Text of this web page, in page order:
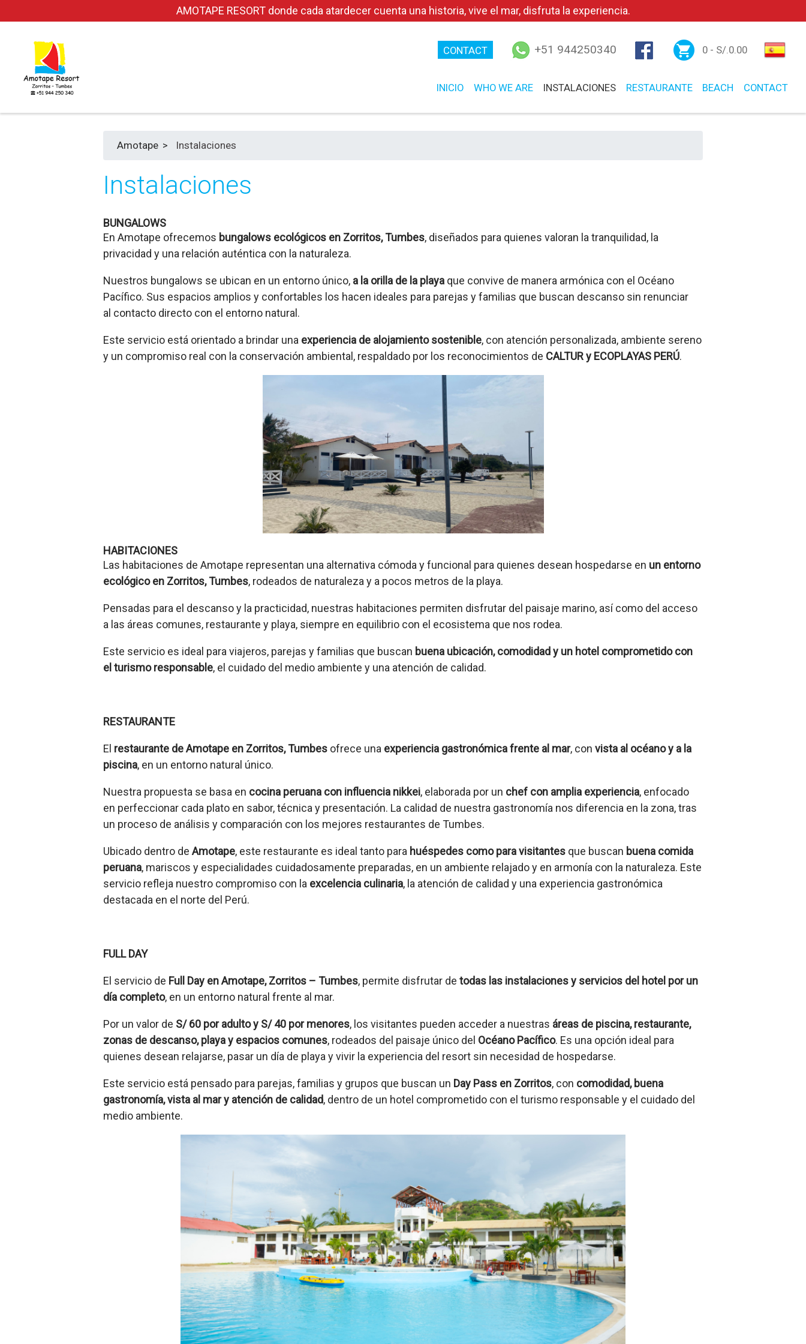
AMOTAPE RESORT donde cada atardecer cuenta una historia, vive el mar, disfruta la experiencia.
CONTACT +51 944250340 0 - S/. 0.00
INICIO WHO WE ARE INSTALACIONES RESTAURANTE BEACH CONTACT
Amotape > Instalaciones
Instalaciones
BUNGALOWS
En Amotape ofrecemos bungalows ecológicos en Zorritos, Tumbes, diseñados para quienes valoran la tranquilidad, la
privacidad y una relación auténtica con la naturaleza.
Nuestros bungalows se ubican en un entorno único, a la orilla de la playa que convive de manera armónica con el Océano
Pacífico. Sus espacios amplios y confortables los hacen ideales para parejas y familias que buscan descanso sin renunciar
al contacto directo con el entorno natural.
Este servicio está orientado a brindar una experiencia de alojamiento sostenible, con atención personalizada, ambiente sereno
y un compromiso real con la conservación ambiental, respaldado por los reconocimientos de CALTUR y ECOPLAYAS PERÚ.
HABITACIONES
Las habitaciones de Amotape representan una alternativa cómoda y funcional para quienes desean hospedarse en un entorno
ecológico en Zorritos, Tumbes, rodeados de naturaleza y a pocos metros de la playa.
Pensadas para el descanso y la practicidad, nuestras habitaciones permiten disfrutar del paisaje marino, así como del acceso
a las áreas comunes, restaurante y playa, siempre en equilibrio con el ecosistema que nos rodea.
Este servicio es ideal para viajeros, parejas y familias que buscan buena ubicación, comodidad y un hotel comprometido con
el turismo responsable, el cuidado del medio ambiente y una atención de calidad.
RESTAURANTE
El restaurante de Amotape en Zorritos, Tumbes ofrece una experiencia gastronómica frente al mar, con vista al océano y a la
piscina, en un entorno natural único.
Nuestra propuesta se basa en cocina peruana con influencia nikkei, elaborada por un chef con amplia experiencia, enfocado
en perfeccionar cada plato en sabor, técnica y presentación. La calidad de nuestra gastronomía nos diferencia en la zona, tras
un proceso de análisis y comparación con los mejores restaurantes de Tumbes.
Ubicado dentro de Amotape, este restaurante es ideal tanto para huéspedes como para visitantes que buscan buena comida
peruana, mariscos y especialidades cuidadosamente preparadas, en un ambiente relajado y en armonía con la naturaleza. Este
servicio refleja nuestro compromiso con la excelencia culinaria, la atención de calidad y una experiencia gastronómica
destacada en el norte del Perú.
FULL DAY
El servicio de Full Day en Amotape, Zorritos – Tumbes, permite disfrutar de todas las instalaciones y servicios del hotel por un
día completo, en un entorno natural frente al mar.
Por un valor de S/ 60 por adulto y S/ 40 por menores, los visitantes pueden acceder a nuestras áreas de piscina, restaurante,
zonas de descanso, playa y espacios comunes, rodeados del paisaje único del Océano Pacífico. Es una opción ideal para
quienes desean relajarse, pasar un día de playa y vivir la experiencia del resort sin necesidad de hospedarse.
Este servicio está pensado para parejas, familias y grupos que buscan un Day Pass en Zorritos, con comodidad, buena
gastronomía, vista al mar y atención de calidad, dentro de un hotel comprometido con el turismo responsable y el cuidado del
medio ambiente.